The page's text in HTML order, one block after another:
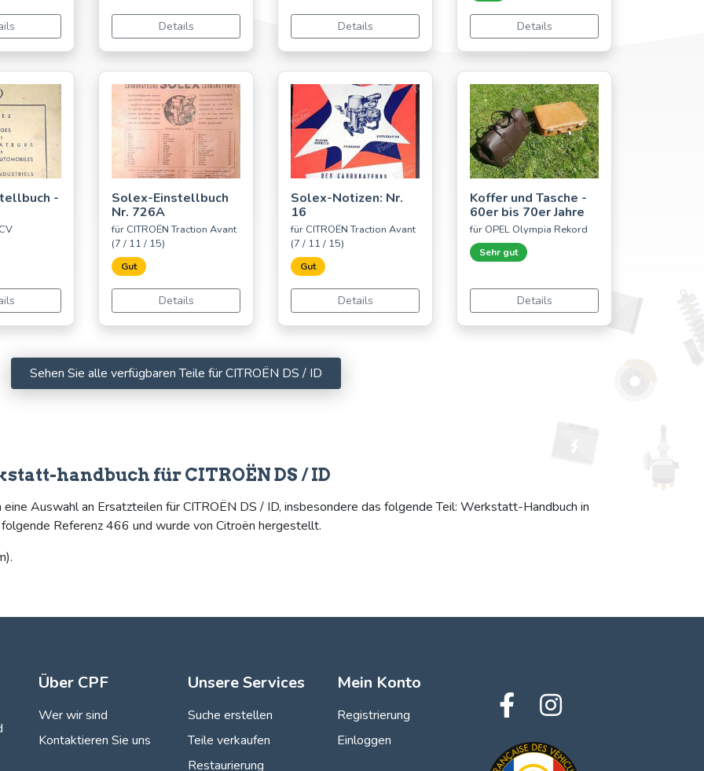
Details Details Details
-
Solex-Einstellbuch
Nr. 726A
für CITROËN Traction Avant
(7 / 11 / 15)
Gut
Details
Solex-Notizen: Nr.
16
für CITROËN Traction Avant
(7 / 11 / 15)
Gut
Details
Koffer und Tasche -
60er bis 70er Jahre
für OPEL Olympia Rekord
Sehr gut
Details
Sehen Sie alle verfügbaren Teile für CITROËN DS / ID
handbuch für CITROËN DS / ID
Auswahl an Ersatzteilen für CITROËN DS / ID, insbesondere das folgende Teil: Werkstatt-Handbuch in
Referenz 466 und wurde von Citroën hergestellt.
Über CPF
Wer wir sind
Kontaktieren Sie uns
Unsere Services
Suche erstellen
Teile verkaufen
Restaurierung
Mein Konto
Registrierung
Einloggen